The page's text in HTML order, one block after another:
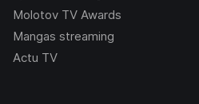
Molotov TV Awards
Mangas streaming
Actu TV